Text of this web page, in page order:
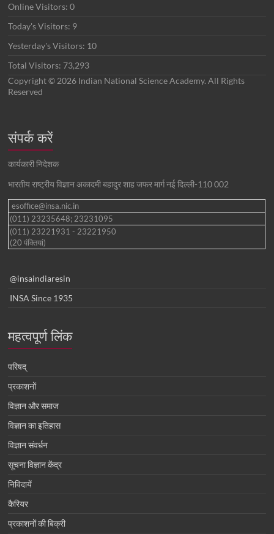
Online Visitors:0
Today's Visitors: 9
Yesterday's Visitors: 10
Total Visitors: 73,293
Copyright © 2026 Indian National Science Academy. All Rights
Reserved
संपर्क करें
कार्यकारी निदेशक
भारतीय राष्ट्रीय विज्ञान अकादमी बहादुर शाह जफर मार्ग नई दिल्ली-110 002
esoffice@insa.nic.in
(011) 23235648; 23231095
(011) 23221931 - 23221950
(20 पंक्तियां)
@insaindiaresin
INSA Since 1935
महत्वपूर्ण लिंक
परिषद्
प्रकाशनों
विज्ञान और समाज
विज्ञान का इतिहास
विज्ञान संवर्धन
सूचना विज्ञान केंद्र
निविदायें
कैरियर
प्रकाशनों की बिक्री